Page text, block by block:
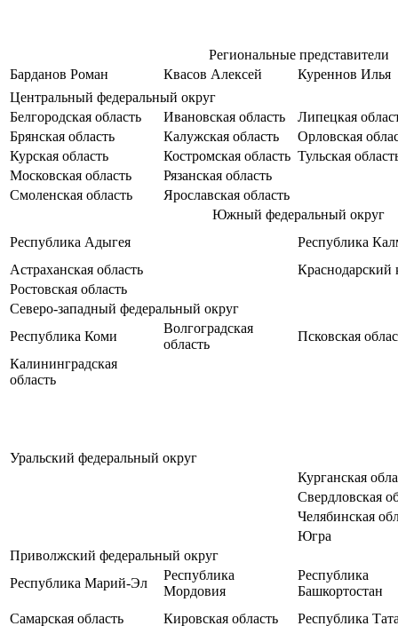
Региональные представители
Барданов Роман
Квасов Алексей
Куреннов Илья
Центральный федеральный округ
Белгородская область
Ивановская область
Липецкая
Брянская область
Калужская область
Орловская
Курская область
Костромская область Тульская
Московская область
Рязанская область
Смоленская область
Ярославская область
Южный федеральный округ
Республика Адыгея
Республика
Астраханская область
Краснодарский
Ростовская область
Северо-западный федеральный округ
Республика Коми
Волгоградская
область
Псковская
Калининградская
область
Уральский федеральный округ
Курганская
Свердловская
Челябинская
Югра
Приволжский федеральный округ
Республика Марий-Эл
Республика
Мордовия
Республика
Башкортостан
Самарская область
Кировская область
Республика